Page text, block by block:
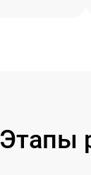
Этапы